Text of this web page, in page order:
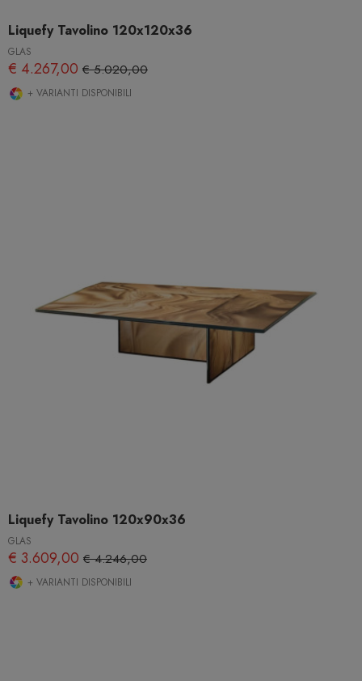
Liquefy Tavolino 120x120x36
GLAS
€ 4.267,00 € 5.020,00
+ VARIANTI DISPONIBILI
Liquefy Tavolino 120x90x36
GLAS
€ 3.609,00 € 4.246,00
+ VARIANTI DISPONIBILI